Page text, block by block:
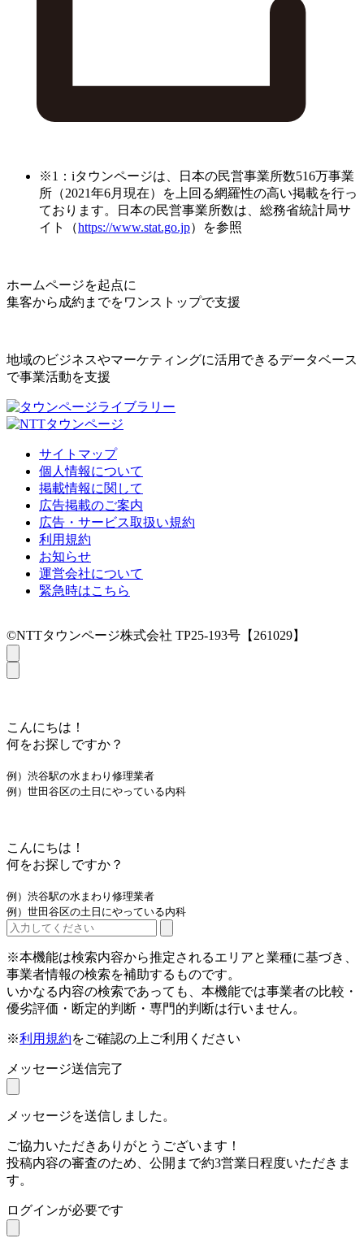
※1：iタウンページは、日本の民営事業所数516万事業
所（2021年6月現在）を上回る網羅性の高い掲載を行っ
ております。日本の民営事業所数は、総務省統計局サ
イト（https://www.stat.go.jp）を参照
ホームページを起点に
集客から成約までをワンストップで支援
地域のビジネスやマーケティングに活用できるデータベース
で事業活動を支援
サイトマップ
個人情報について
掲載情報に関して
広告掲載のご案内
広告・サービス取扱い規約
利用規約
お知らせ
運営会社について
緊急時はこちら
©NTTタウンページ株式会社 TP25-193号【261029】
こんにちは！
何をお探しですか？
例）渋谷駅の水まわり修理業者
例）世田谷区の土日にやっている内科
こんにちは！
何をお探しですか？
例）渋谷駅の水まわり修理業者
例）世田谷区の土日にやっている内科
※本機能は検索内容から推定されるエリアと業種に基づき、
事業者情報の検索を補助するものです。
いかなる内容の検索であっても、本機能では事業者の比較・
優劣評価・断定的判断・専門的判断は行いません。
※利用規約をご確認の上ご利用ください
メッセージ送信完了
メッセージを送信しました。
ご協力いただきありがとうございます！
投稿内容の審査のため、公開まで約3営業日程度いただきま
す。
ログインが必要です